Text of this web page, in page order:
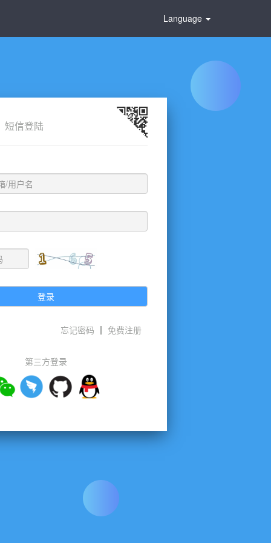
Language
短信登陆
登录
免费注册
忘记密码
第三方登录